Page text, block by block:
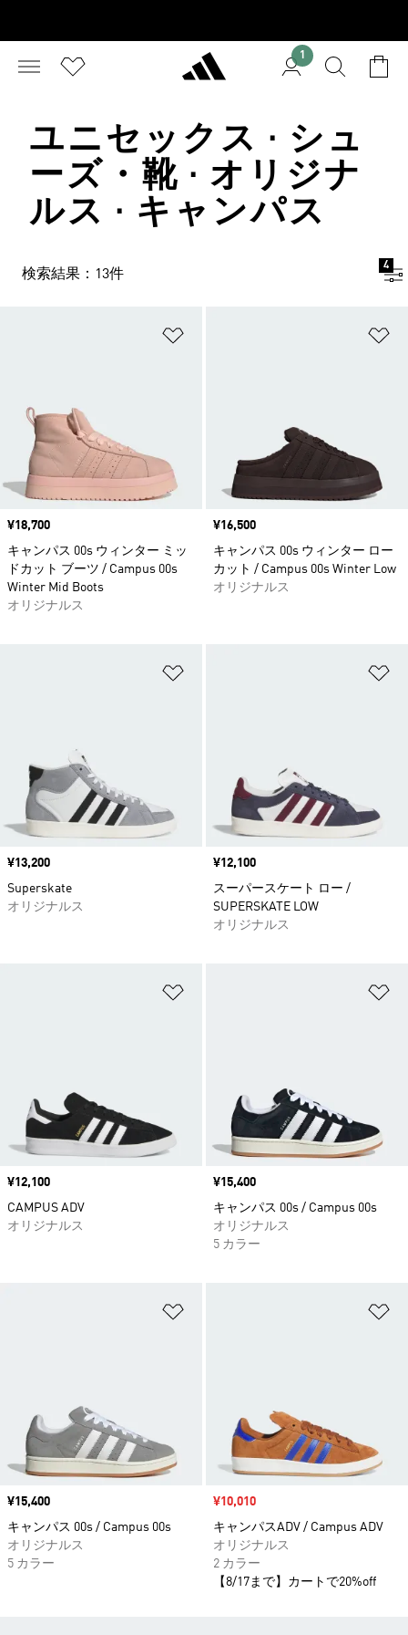
1
ユニセックス · シュ
ーズ・靴 · オリジナ
ルス · キャンパス
検索結果：13件
4
価格
¥18,700
キャンパス 00s ウィンター ミッ
ドカット ブーツ / Campus 00s
Winter Mid Boots
オリジナルス
価格
¥16,500
キャンパス 00s ウィンター ロー
カット / Campus 00s Winter Low
オリジナルス
価格
¥13,200
Superskate
オリジナルス
価格
¥12,100
スーパースケート ロー /
SUPERSKATE LOW
オリジナルス
価格
¥12,100
CAMPUS ADV
オリジナルス
価格
¥15,400
キャンパス 00s / Campus 00s
オリジナルス
5 カラー
価格
¥15,400
キャンパス 00s / Campus 00s
オリジナルス
5 カラー
セール価格
¥10,010
キャンパスADV / Campus ADV
オリジナルス
2 カラー
【8/17まで】カートで20%off